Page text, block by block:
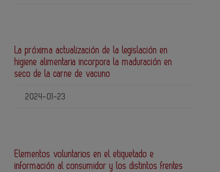
La próxima actualización de la legislación en
higiene alimentaria incorpora la maduración en
seco de la carne de vacuno
2024-01-23
Elementos voluntarios en el etiquetado e
información al consumidor y los distintos frentes